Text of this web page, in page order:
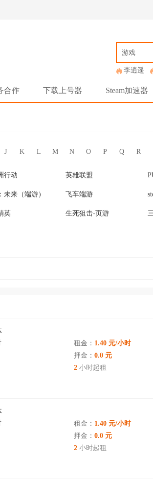
游戏
李逍遥
合作 下载上号器 Steam加速器
J K L M N O P Q R
行动 英雄联盟
未来（端游） 飞车端游
英 生死狙击-页游
租金： 1.40 元/小时
押金： 0.0 元
2 小时起租
租金： 1.40 元/小时
押金： 0.0 元
2 小时起租